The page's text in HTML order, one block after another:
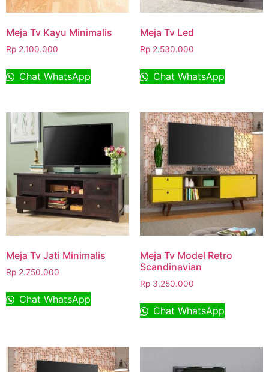
Meja Tv Kayu Minimalis
Rp 2.100.000
Chat WhatsApp
Meja Tv Led
Rp2.530.000
Chat WhatsApp
Meja Tv Jati Minimalis
Rp 2.750.000
Chat WhatsApp
Meja Tv Model Retro
Scandinavian
Rp3.250.000
Chat WhatsApp